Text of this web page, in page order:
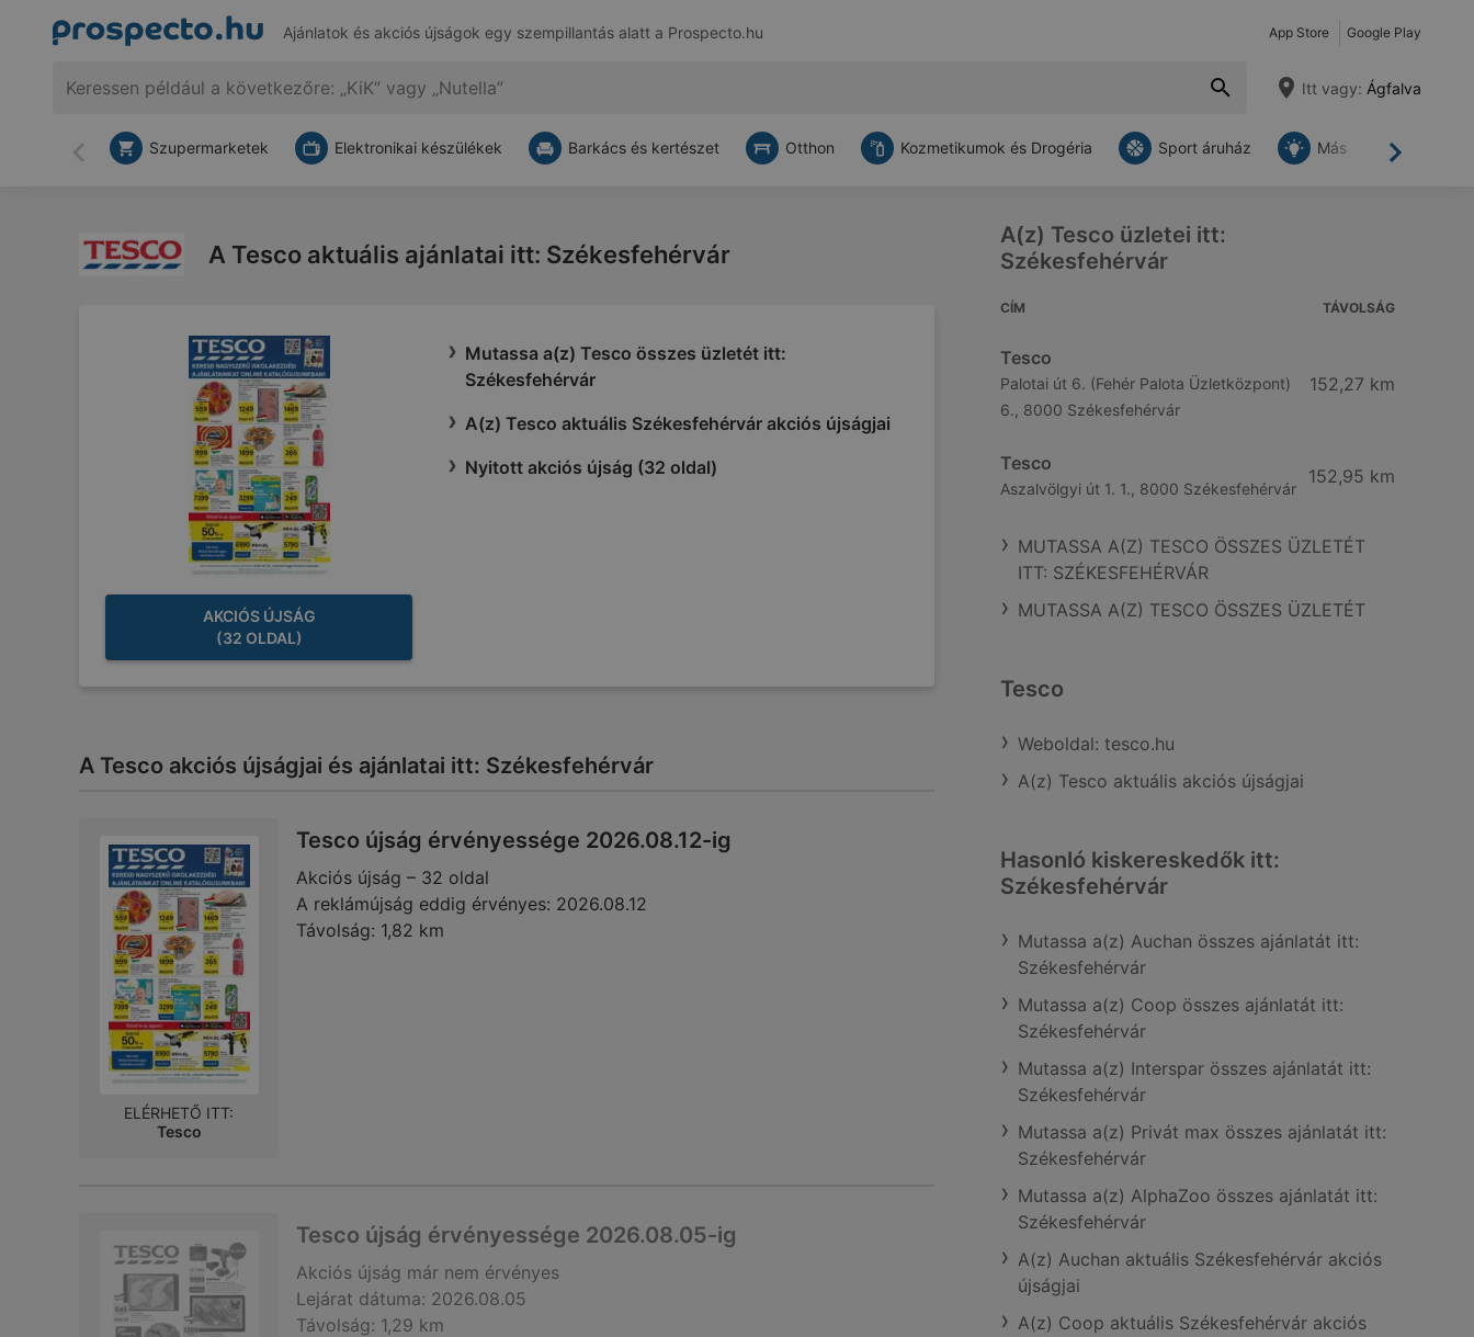
Ajánlatok és akciós újságok egy szempillantás alatt a Prospecto.hu App Store Google Play
Itt vagy: Ágfalva
Vissza Tovább
Szupermarketek Elektronikai készülékek Barkács és kertészet Otthon Kozmetikumok és Drogéria Sport áruház Más
A Tesco aktuális ajánlatai itt: Székesfehérvár
AKCIÓS ÚJSÁG
(32 OLDAL)
Mutassa a(z) Tesco összes üzletét itt:
Székesfehérvár
A(z) Tesco aktuális Székesfehérvár akciós újságjai
Nyitott akciós újság (32 oldal)
A Tesco akciós újságjai és ajánlatai itt: Székesfehérvár
Tesco újság érvényessége 2026.08.12-ig
Akciós újság – 32 oldal
A reklámújság eddig érvényes: 2026.08.12
Távolság: 1,82 km
ELÉRHETŐ ITT:
Tesco
Tesco újság érvényessége 2026.08.05-ig
Akciós újság már nem érvényes
Lejárat dátuma: 2026.08.05
Távolság: 1,29 km
A(z) Tesco üzletei itt:
Székesfehérvár
CÍM TÁVOLSÁG
Tesco
Palotai út 6. (Fehér Palota Üzletközpont)
6., 8000 Székesfehérvár
152,27 km
Tesco
Aszalvölgyi út 1. 1., 8000 Székesfehérvár
152,95 km
MUTASSA A(Z) TESCO ÖSSZES ÜZLETÉT
ITT: SZÉKESFEHÉRVÁR
MUTASSA A(Z) TESCO ÖSSZES ÜZLETÉT
Tesco
Weboldal: tesco.hu
A(z) Tesco aktuális akciós újságjai
Hasonló kiskereskedők itt:
Székesfehérvár
Mutassa a(z) Auchan összes ajánlatát itt:
Székesfehérvár
Mutassa a(z) Coop összes ajánlatát itt:
Székesfehérvár
Mutassa a(z) Interspar összes ajánlatát itt:
Székesfehérvár
Mutassa a(z) Privát max összes ajánlatát itt:
Székesfehérvár
Mutassa a(z) AlphaZoo összes ajánlatát itt:
Székesfehérvár
A(z) Auchan aktuális Székesfehérvár akciós
újságjai
A(z) Coop aktuális Székesfehérvár akciós